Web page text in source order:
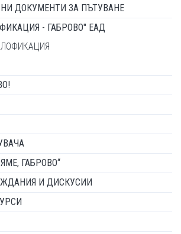
ДОКУМЕНТИ ЗА ПЪТУВАНЕ
- ГАБРОВО" ЕАД
ГАБРОВО“
И ДИСКУСИИ